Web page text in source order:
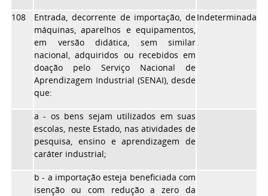
108
Entrada, decorrente de importação, de
máquinas, aparelhos e equipamentos,
em versão didática, sem similar
nacional, adquiridos ou recebidos em
doação pelo Serviço Nacional de
Aprendizagem Industrial (SENAI), desde
que:
Indeterminada
a - os bens sejam utilizados em suas
escolas, neste Estado, nas atividades de
pesquisa, ensino e aprendizagem de
caráter industrial;
b - a importação esteja beneficiada com
isenção ou com redução a zero da